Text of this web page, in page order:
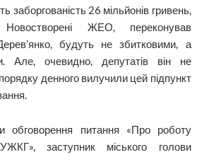
заборгованість 26 мільйонів гривень,
Новостворені ЖЕО, переконував
будуть не збитковими, а
Але, очевидно, депутатів він не
денного вилучили цей підпункт
обговорення питання «Про роботу
заступник міського голови